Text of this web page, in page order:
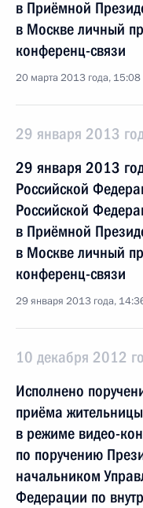
в Приёмной
в Москве личный
конференц-связи
20 марта 2013 года, 15:08
29 января 2013
29 января 2013
Российской
Российской
в Приёмной
в Москве личный
конференц-связи
29 января 2013 года,
10 декабря 2012
Исполнено
приёма
в режиме видео-
по поручению
начальником
Федерации по